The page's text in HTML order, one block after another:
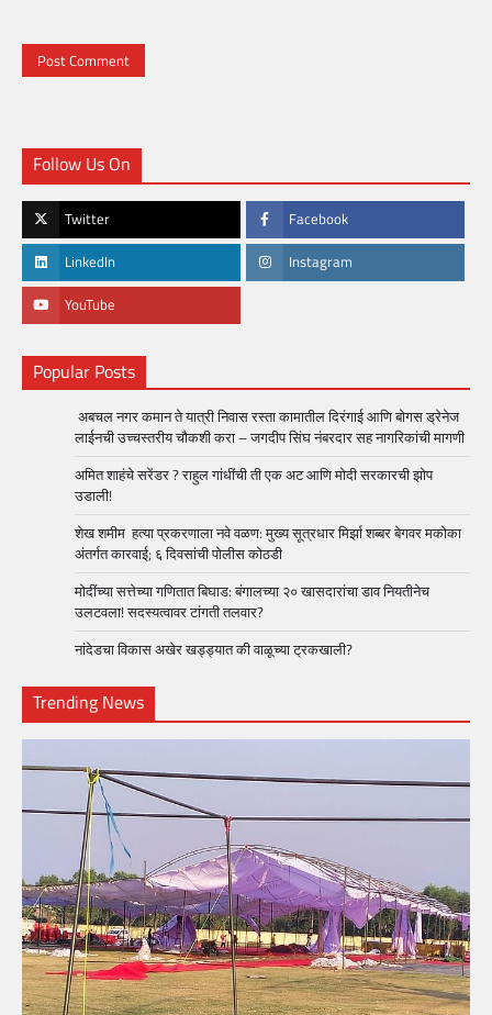
Follow Us On
Twitter Facebook
LinkedIn Instagram
YouTube
Popular Posts
अबचल नगर कमान ते यात्री निवास रस्ता कामातील दिरंगाई आणि बोगस ड्रेनेज
लाईनची उच्चस्तरीय चौकशी करा – जगदीप सिंघ नंबरदार सह नागरिकांची मागणी
अमित शाहंचे सरेंडर ? राहुल गांधींची ती एक अट आणि मोदी सरकारची झोप
उडाली!
शेख शमीम हत्या प्रकरणाला नवे वळण: मुख्य सूत्रधार मिर्झा शब्बर बेगवर मकोका
अंतर्गत कारवाई; ६ दिवसांची पोलीस कोठडी
मोदींच्या सत्तेच्या गणितात बिघाड: बंगालच्या २० खासदारांचा डाव नियतीनेच
उलटवला! सदस्यत्वावर टांगती तलवार?
नांदेडचा विकास अखेर खड्ड्यात की वाळूच्या ट्रकखाली?
Trending News